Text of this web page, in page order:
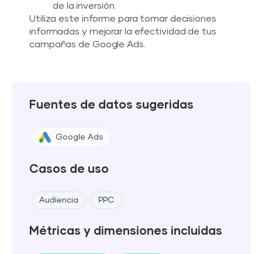
de la inversión.
Utiliza este informe para tomar decisiones
informadas y mejorar la efectividad de tus
campañas de Google Ads.
Fuentes de datos sugeridas
Google Ads
Casos de uso
Audiencia PPC
Métricas y dimensiones incluidas